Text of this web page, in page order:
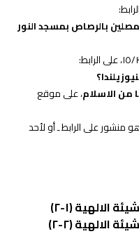
بالرصاص بمسجد النور
من الاسلام، على موقع
منشور على الرابط ـ أو لأحد
الالهية (١-٢)
الالهية (٢-٢)